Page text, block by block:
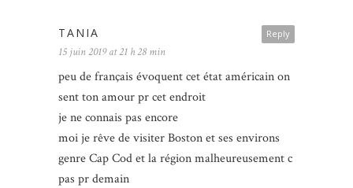
Reply
TANIA
15 juin 2019 at 21 h 28 min
peu de français évoquent cet état américain on
sent ton amour pr cet endroit
je ne connais pas encore
moi je rêve de visiter Boston et ses environs
genre Cap Cod et la région malheureusement c
pas pr demain